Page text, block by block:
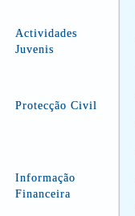
Actividades
Juvenis
Protecção Civil
Informação
Financeira